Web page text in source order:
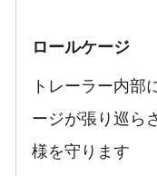
ロールケージ
トレーラー内部
ージが張り巡ら
様を守ります